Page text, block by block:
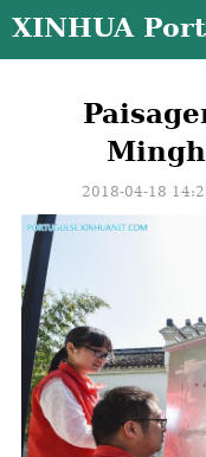
XINHUA
2018-04-18